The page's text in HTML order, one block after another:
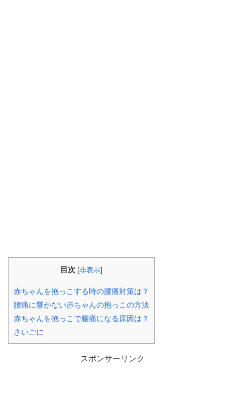
目次 [非表示]
赤ちゃんを抱っこする時の腰痛対策は？
腰痛に響かない赤ちゃんの抱っこの方法
赤ちゃんを抱っこで腰痛になる原因は？
さいごに
スポンサーリンク